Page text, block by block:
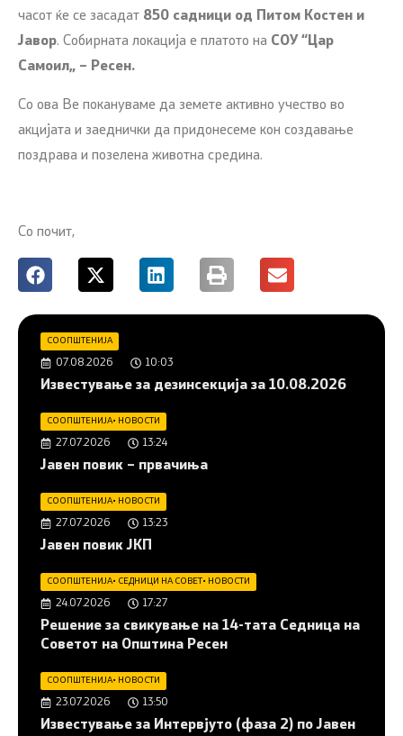
часот ќе се засадат 850 садници од Питом Костен и
Јaвор. Собирната локација е платото на СОУ “Цар
Самоил„ – Ресен.
Со ова Ве покануваме да земете активно учество во
акцијата и заеднички да придонесеме кон создавање
поздрава и позелена животна средина.
Со почит,
СООПШТЕНИЈА
07.08.2026 10:03
Известување за дезинсекција за 10.08.2026
СООПШТЕНИЈА• НОВОСТИ
27.07.2026 13:24
Јавен повик – првачиња
СООПШТЕНИЈА• НОВОСТИ
27.07.2026 13:23
Јавен повик ЈКП
СООПШТЕНИЈА• СЕДНИЦИ НА СОВЕТ• НОВОСТИ
24.07.2026 17:27
Решение за свикување на 14-тата Седница на
Советот на Општина Ресен
СООПШТЕНИЈА• НОВОСТИ
23.07.2026 13:50
Известување за Интервјуто (фаза 2) по Јавен